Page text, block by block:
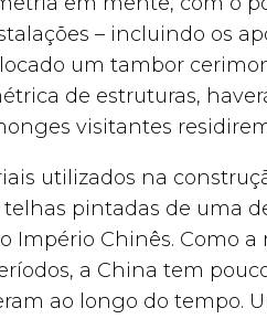
– incluindo os
um tambor
de estruturas,
visitantes
utilizados na
telhas pintadas de uma
Império Chinês. Como
a China tem
ao longo do tempo.